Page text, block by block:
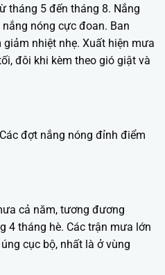
tháng 5 đến tháng 8. Nắng
nóng cực đoan. Ban
nhiệt nhẹ. Xuất hiện mưa
đôi khi kèm theo gió giật và
đợt nắng nóng đỉnh điểm
cả năm, tương đương
4 tháng hè. Các trận mưa lớn
cục bộ, nhất là ở vùng